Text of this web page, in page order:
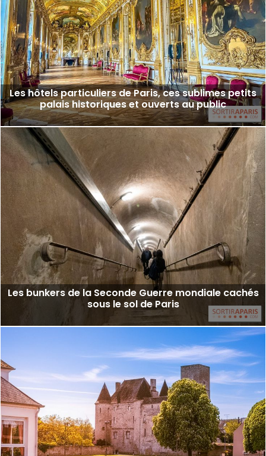
Les hôtels particuliers de Paris, ces sublimes petits
palais historiques et ouverts au public
Les bunkers de la Seconde Guerre mondiale cachés
sous le sol de Paris